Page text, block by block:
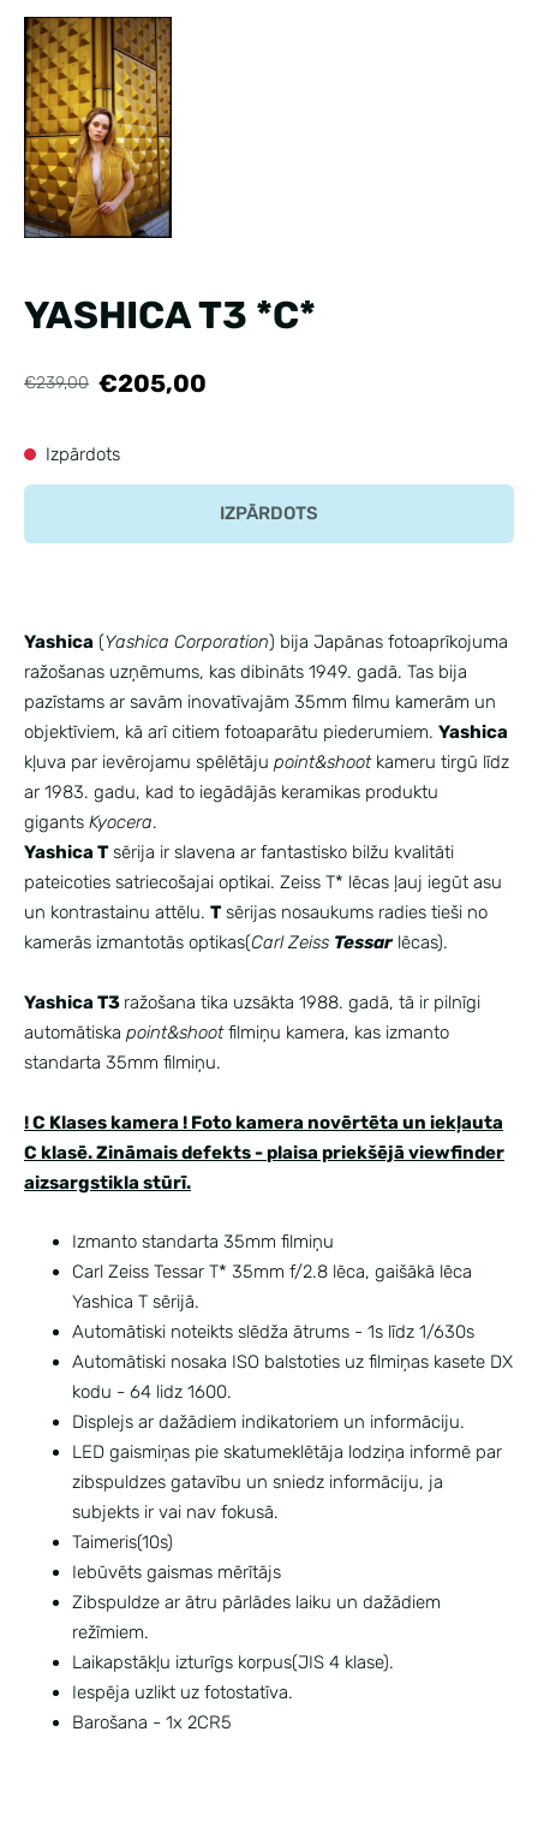
YASHICA T3 *C*
€239,00 €205,00
Izpārdots
IZPĀRDOTS
Yashica (Yashica Corporation) bija Japānas fotoaprīkojuma
ražošanas uzņēmums, kas dibināts 1949. gadā. Tas bija
pazīstams ar savām inovatīvajām 35mm filmu kamerām un
objektīviem, kā arī citiem fotoaparātu piederumiem. Yashica
kļuva par ievērojamu spēlētāju point&shootkameru tirgū līdz
ar 1983. gadu, kad to iegādājās keramikas produktu
gigants Kyocera.
Yashica Tsērija ir slavena ar fantastisko bilžu kvalitāti
pateicoties satriecošajai optikai. Zeiss T* lēcas ļauj iegūt asu
un kontrastainu attēlu. Tsērijas nosaukums radies tieši no
kamerās izmantotās optikas(Carl Zeiss Tessarlēcas).
Yashica T3 ražošana tika uzsākta 1988. gadā, tā ir pilnīgi
automātiska point&shootfilmiņu kamera, kas izmanto
standarta 35mm filmiņu.
! C Klases kamera ! Foto kamera novērtēta un iekļauta
C klasē. Zināmais defekts -plaisa priekšējā viewfinder
aizsargstikla stūrī.
Izmanto standarta 35mm filmiņu
Carl Zeiss Tessar T* 35mm f/2.8 lēca, gaišākā lēca
Yashica T sērijā.
Automātiski noteikts slēdža ātrums - 1s līdz 1/630s
Automātiski nosaka ISO balstoties uz filmiņas kasete DX
kodu - 64 lidz 1600.
Displejs ar dažādiem indikatoriem un informāciju.
LED gaismiņas pie skatumeklētāja lodziņa informē par
zibspuldzes gatavību un sniedz informāciju, ja
subjekts ir vai nav fokusā.
Taimeris(10s)
Iebūvēts gaismas mērītājs
Zibspuldze ar ātru pārlādes laiku un dažādiem
režīmiem.
Laikapstākļu izturīgs korpus(JIS 4 klase).
Iespēja uzlikt uz fotostatīva.
Barošana - 1x 2CR5